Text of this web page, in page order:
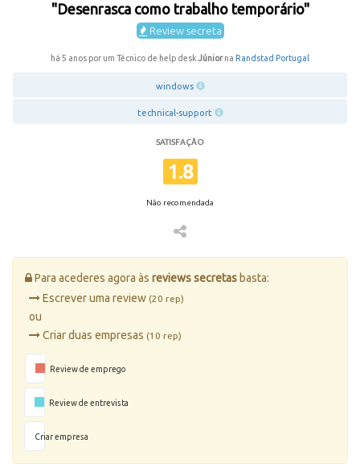
"Desenrasca como trabalho temporário"
Review secreta
há 5 anos por um Técnico de help desk Júniorna Randstad Portugal
windows
technical-support
SATISFAÇÃO
1.8
Não recomendada
Para acederes agora às reviews secretas basta:
Escrever uma review (20 rep)
ou
Criar duas empresas (10 rep)
Review de emprego
Review de entrevista
Criar empresa